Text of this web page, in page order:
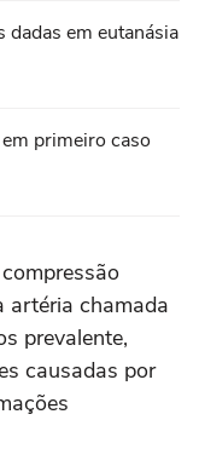
dadas em eutanásia
primeiro caso
artéria chamada
prevalente,
causadas por